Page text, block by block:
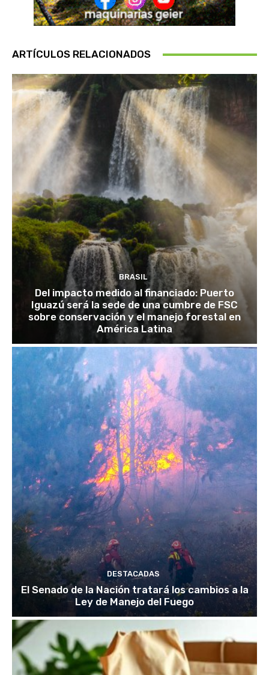
ARTÍCULOS RELACIONADOS
BRASIL
Del impacto medido al financiado: Puerto
Iguazú será la sede de una cumbre de FSC
sobre conservación y el manejo forestal en
América Latina
DESTACADAS
El Senado de la Nación tratará los cambios a la
Ley de Manejo del Fuego